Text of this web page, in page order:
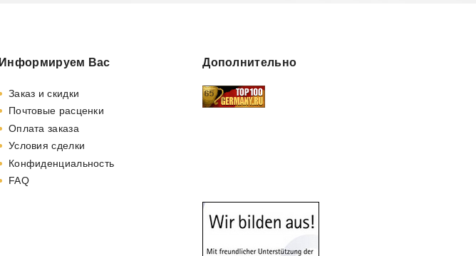
Информируем Вас
Заказ и скидки
Почтовые расценки
Оплата заказа
Условия сделки
Конфиденциальность
FAQ
Дополнительно